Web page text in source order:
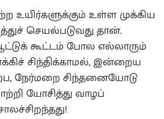
உயிர்களுக்கும் உள்ள முக்கிய
செயல்படுவது தான்.
கூட்டம் போல எல்லாரும்
சிந்திக்காமல், இன்றைய
நேர்மறை சிந்தனையோடு
யோசித்து வாழப்